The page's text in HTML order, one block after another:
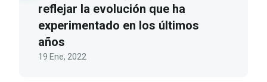
reflejar la evolución que ha
experimentado en los últimos
años
19 Ene, 2022